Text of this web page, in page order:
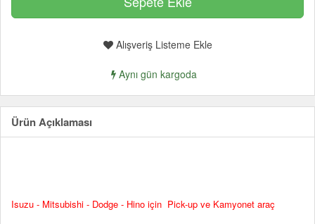
Alışveriş Listeme Ekle
Aynı gün kargoda
Ürün Açıklaması
Isuzu - Mitsubishi - Dodge - Hino için Pick-up ve Kamyonet araç